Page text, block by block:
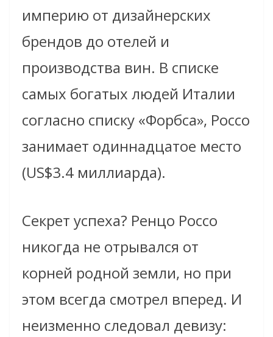
империю от дизайнерских
брендов до отелей и
производства вин. В списке
самых богатых людей Италии
согласно списку «Форбса», Россо
занимает одиннадцатое место
(US$3.4 миллиарда).
Секрет успеха? Ренцо Россо
никогда не отрывался от
корней родной земли, но при
этом всегда смотрел вперед. И
неизменно следовал девизу: